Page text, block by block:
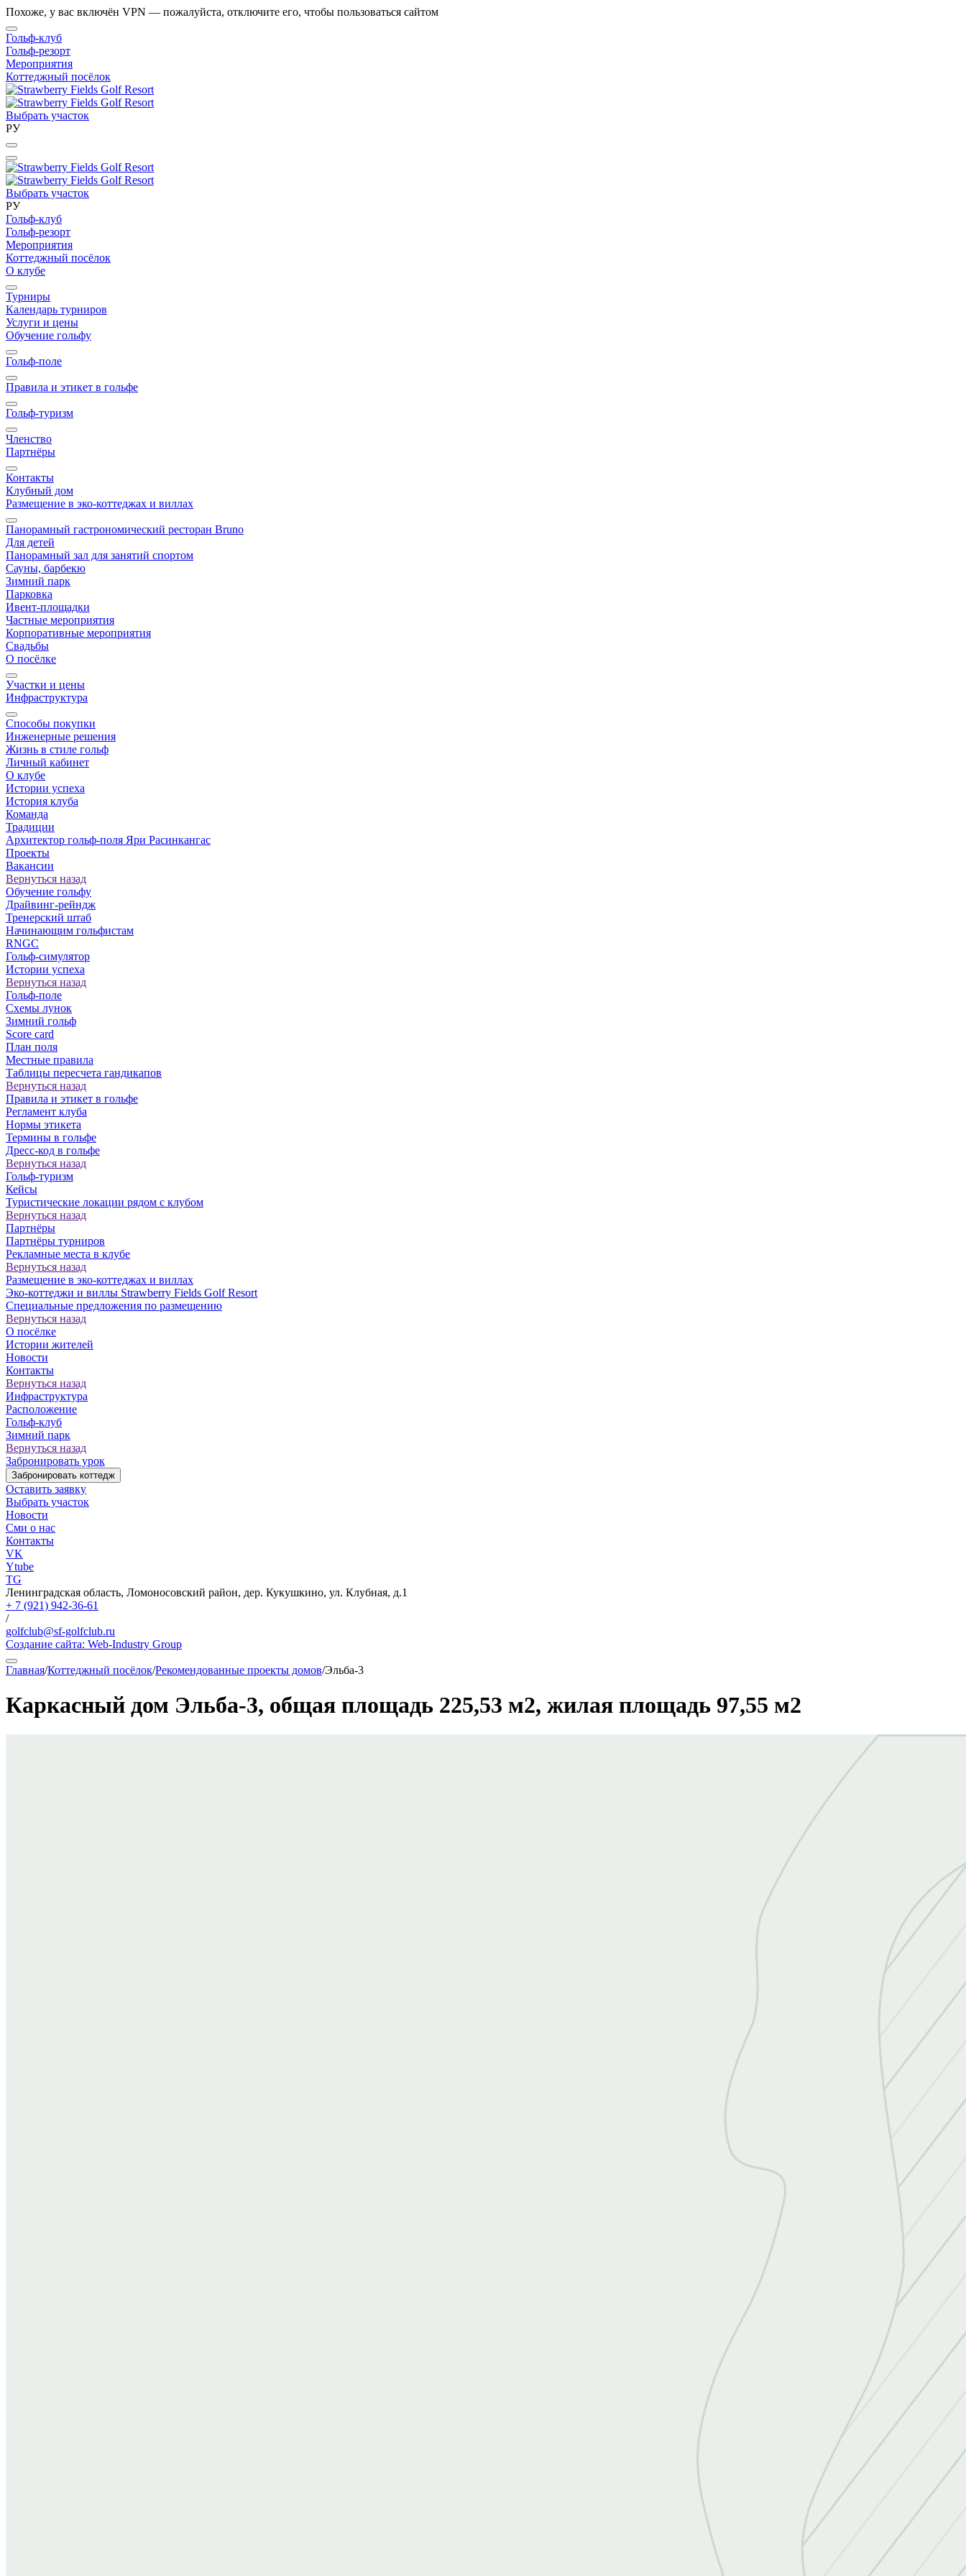
Похоже, у вас включён VPN — пожалуйста, отключите его, чтобы пользоваться сайтом
Гольф-клуб
Гольф-резорт
Мероприятия
Коттеджный посёлок
Выбрать участок
РУ
Выбрать участок
РУ
Гольф-клуб
Гольф-резорт
Мероприятия
Коттеджный посёлок
О клубе
Турниры
Календарь турниров
Услуги и цены
Обучение гольфу
Гольф-поле
Правила и этикет в гольфе
Гольф-туризм
Членство
Партнёры
Контакты
Клубный дом
Размещение в эко-коттеджах и виллах
Панорамный гастрономический ресторан Bruno
Для детей
Панорамный зал для занятий спортом
Сауны, барбекю
Зимний парк
Парковка
Ивент-площадки
Частные мероприятия
Корпоративные мероприятия
Свадьбы
О посёлке
Участки и цены
Инфраструктура
Способы покупки
Инженерные решения
Жизнь в стиле гольф
Личный кабинет
О клубе
Истории успеха
История клуба
Команда
Традиции
Архитектор гольф-поля Яри Расинкангас
Проекты
Вакансии
Вернуться назад
Обучение гольфу
Драйвинг-рейндж
Тренерский штаб
Начинающим гольфистам
RNGC
Гольф-симулятор
Истории успеха
Вернуться назад
Гольф-поле
Схемы лунок
Зимний гольф
Score card
План поля
Местные правила
Таблицы пересчета гандикапов
Вернуться назад
Правила и этикет в гольфе
Регламент клуба
Нормы этикета
Термины в гольфе
Дресс-код в гольфе
Вернуться назад
Гольф-туризм
Кейсы
Туристические локации рядом с клубом
Вернуться назад
Партнёры
Партнёры турниров
Рекламные места в клубе
Вернуться назад
Размещение в эко-коттеджах и виллах
Эко-коттеджи и виллы Strawberry Fields Golf Resort
Специальные предложения по размещению
Вернуться назад
О посёлке
Истории жителей
Новости
Контакты
Вернуться назад
Инфраструктура
Расположение
Гольф-клуб
Зимний парк
Вернуться назад
Забронировать урок
Забронировать коттедж
Оставить заявку
Выбрать участок
Новости
Сми о нас
Контакты
VK
Ytube
TG
Ленинградская область, Ломоносовский район, дер. Кукушкино, ул. Клубная, д.1
+ 7 (921) 942-36-61
/
golfclub@sf-golfclub.ru
Создание сайта: Web-Industry Group
Главная/Коттеджный посёлок/Рекомендованные проекты домов/Эльба-3
Каркасный дом Эльба-3, общая площадь 225,53 м2, жилая площадь 97,55 м2